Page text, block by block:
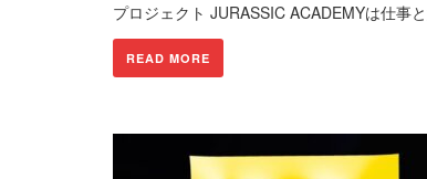
プロジェクト JURASSIC ACADEMYは仕
READ MORE